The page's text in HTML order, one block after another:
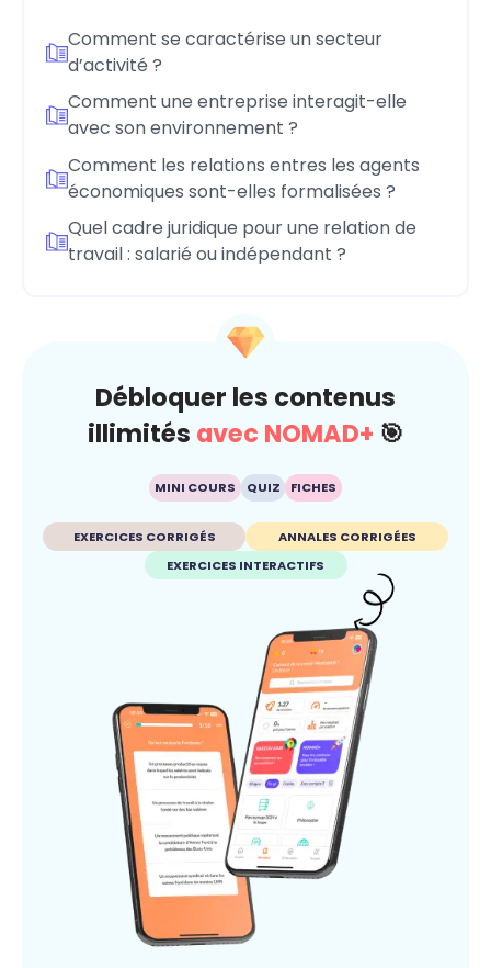
Comment se caractérise un secteur
d’activité ?
Comment une entreprise interagit-elle
avec son environnement ?
Comment les relations entres les agents
économiques sont-elles formalisées ?
Quel cadre juridique pour une relation de
travail : salarié ou indépendant ?
Débloquer les contenus
illimités avec NOMAD+ 🎯
MINI COURS QUIZ FICHES
EXERCICES CORRIGÉS
ANNALES CORRIGÉES
EXERCICES INTERACTIFS